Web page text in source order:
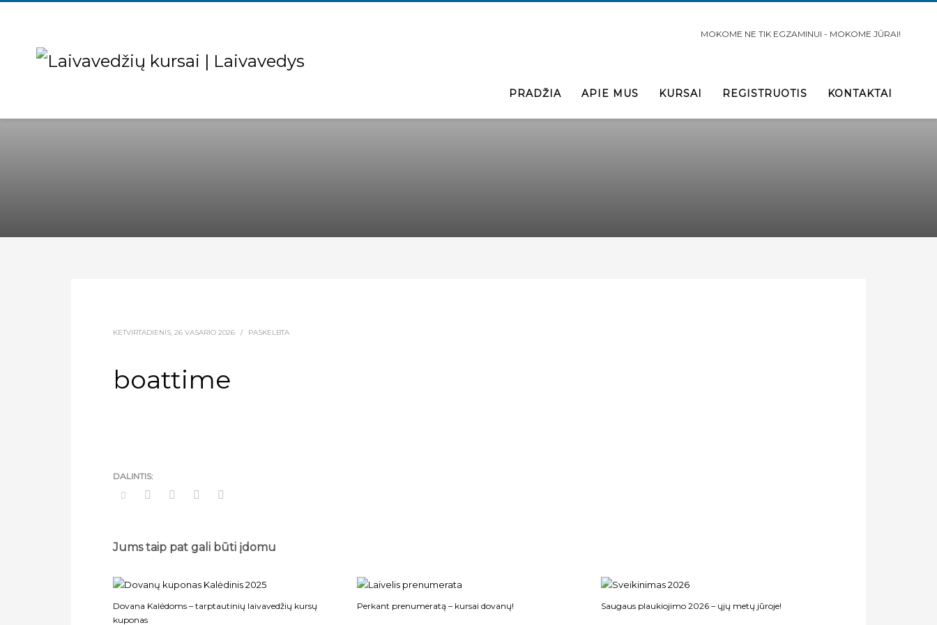
MOKOME NE TIK EGZAMINUI - MOKOME JŪRAI!
PRADŽIA APIE MUS KURSAI REGISTRUOTIS KONTAKTAI
KETVIRTADIENIS, 26 VASARIO 2026 / PASKELBTA
boattime
Jums taip pat gali būti įdomu
Dovana Kalėdoms – tarptautinių laivavedžių kursų
kuponas
Perkant prenumeratą – kursai dovanų! Saugaus plaukiojimo 2026 – ųjų metų jūroje!